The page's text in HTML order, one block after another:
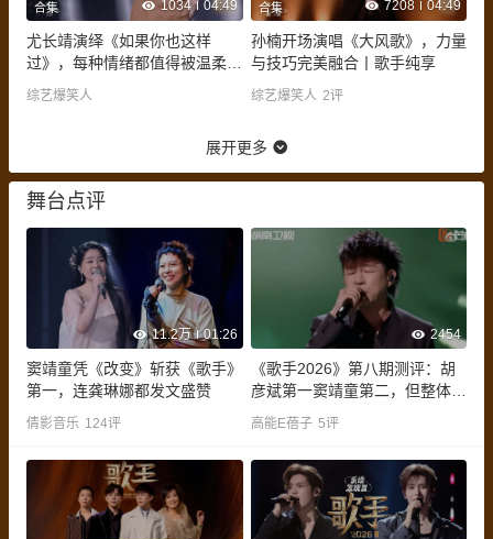
合集 1034 04:49
尤长靖演绎《如果你也这样
过》，每种情绪都值得被温柔以
待丨歌手纯享
综艺爆笑人
合集 7208 04:49
孙楠开场演唱《大风歌》，力量
与技巧完美融合丨歌手纯享
综艺爆笑人 2评
展开更多
舞台点评
11.2万 01:26
窦靖童凭《改变》斩获《歌手》
第一，连龚琳娜都发文盛赞
倩影音乐 124评
2454
《歌手2026》第八期测评：胡
彦斌第一窦靖童第二，但整体平
平无奇？
高能E蓓子 5评